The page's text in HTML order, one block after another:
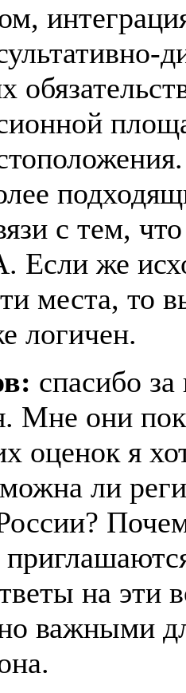
с тем,
Если же
места,
логичен.
спасибо
Мне они
оценок я
ли
на эти
важными